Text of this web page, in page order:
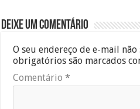
Deixe um comentário
O seu endereço de e-mail
obrigatórios são marcados
Comentário*